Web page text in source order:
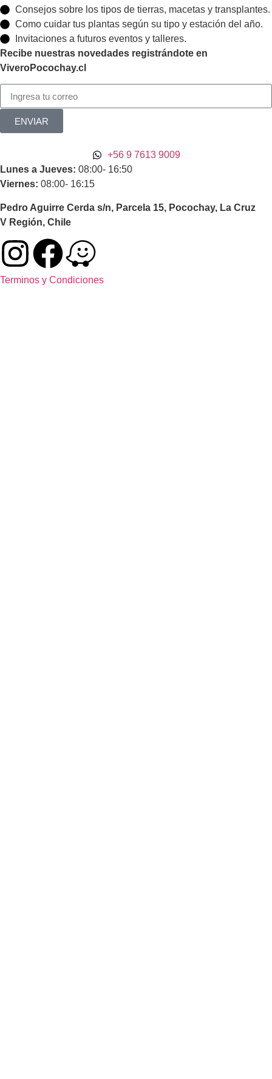
Consejos sobre los tipos de tierras, macetas y transplantes.
Como cuidar tus plantas según su tipo y estación del año.
Invitaciones a futuros eventos y talleres.
Recibe nuestras novedades registrándote en
ViveroPocochay.cl
ENVIAR
+56 9 7613 9009
Lunes a Jueves: 08:00- 16:50
Viernes: 08:00- 16:15
Pedro Aguirre Cerda s/n, Parcela 15, Pocochay, La Cruz
V Región, Chile
Terminos y Condiciones